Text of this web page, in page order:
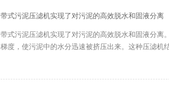
带式污泥压滤机实现了对污泥的高效脱水和固液分离
带式污泥压滤机实现了对污泥的高效脱水和固液分离
梯度，使污泥中的水分迅速被挤压出来。这种压滤机